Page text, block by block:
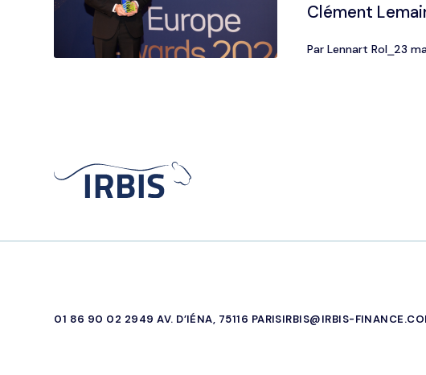
Clément
Par Lennart Rol⎯ 23
01 86 90 02 2949 AV. D’IÉNA, 75116 PARISIRBIS@IRBIS-